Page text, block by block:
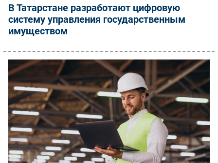
В Татарстане разработают цифровую
систему управления государственным
имуществом